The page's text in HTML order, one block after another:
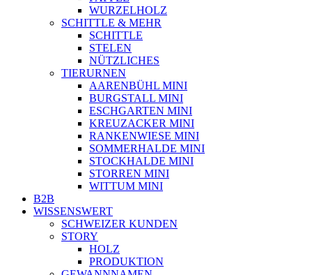
WURZELHOLZ
SCHITTLE & MEHR
SCHITTLE
STELEN
NÜTZLICHES
TIERURNEN
AARENBÜHL MINI
BURGSTALL MINI
ESCHGARTEN MINI
KREUZACKER MINI
RANKENWIESE MINI
SOMMERHALDE MINI
STOCKHALDE MINI
STORREN MINI
WITTUM MINI
B2B
WISSENSWERT
SCHWEIZER KUNDEN
STORY
HOLZ
PRODUKTION